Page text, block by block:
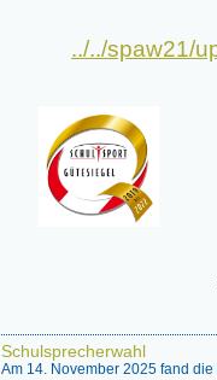
../../spaw21/
Besuchen
Schulsprecherwahl
Am 14. November 2025 fand